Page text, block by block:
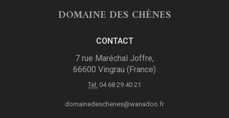
DOMAINE DES CHÊNES
CONTACT
7 rue Maréchal Joffre,
66600 Vingrau (France)
Tel: 04 68 29 40 21
domainedeschenes@wanadoo.fr